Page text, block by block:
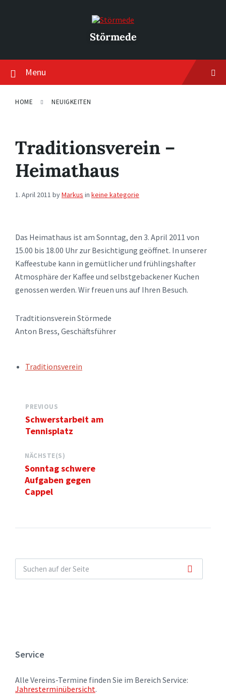
Störmede
Menu
HOME NEUIGKEITEN
Traditionsverein –
Heimathaus
1. April 2011 byMarkus in keine kategorie
Das Heimathaus ist am Sonntag, den 3. April 2011 von
15.00 bis 18.00 Uhr zur Besichtigung geöffnet. In unserer
Kaffeestube kann in gemütlicher und frühlingshafter
Atmosphäre der Kaffee und selbstgebackener Kuchen
genossen werden. Wir freuen uns auf Ihren Besuch.
Tradtitionsverein Störmede
Anton Bress, Geschäftsführer
TAGS:Traditionsverein
PREVIOUS
Schwerstarbeit am
Tennisplatz
NÄCHSTE(S)
Sonntag schwere
Aufgaben gegen
Cappel
Service
Alle Vereins-Termine finden Sie im Bereich Service:
Jahresterminübersicht.